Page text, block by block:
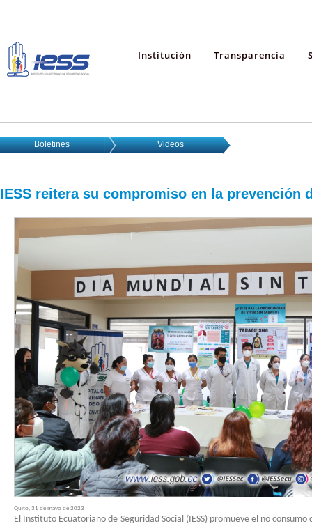
Institución Transparencia
Boletines Videos
IESS reitera su compromiso en la prevención
Quito, 31 de mayo de 2023
El Instituto Ecuatoriano de Seguridad Social (IESS) promueve el no